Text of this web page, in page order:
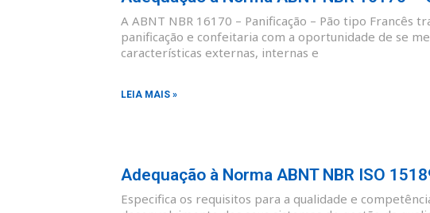
A ABNT NBR 16170 – Panificação – Pão tipo Francês
panificação e confeitaria com a oportunidade de se
características externas, internas e
LEIA MAIS »
Adequação à Norma ABNT NBR ISO
Especifica os requisitos para a qualidade e